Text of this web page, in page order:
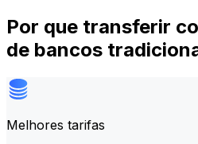
Por que transferir
de bancos
Melhores tarifas